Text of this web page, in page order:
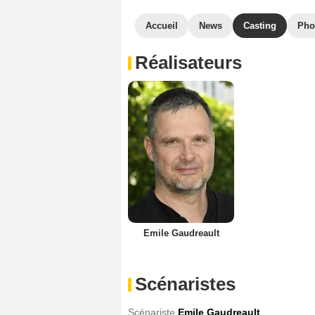
Accueil News Casting
Réalisateurs
Emile Gaudreault
Scénaristes
Scénariste Emile Gaudreault